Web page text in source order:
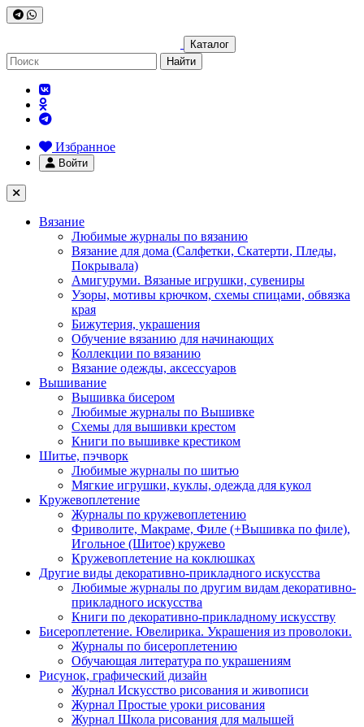
Каталог
Найти
Избранное
Войти
Вязание
Любимые журналы по вязанию
Вязание для дома (Салфетки, Скатерти, Пледы,
Покрывала)
Амигуруми. Вязаные игрушки, сувениры
Узоры, мотивы крючком, схемы спицами, обвязка
края
Бижутерия, украшения
Обучение вязанию для начинающих
Коллекции по вязанию
Вязание одежды, аксессуаров
Вышивание
Вышивка бисером
Любимые журналы по Вышивке
Схемы для вышивки крестом
Книги по вышивке крестиком
Шитье, пэчворк
Любимые журналы по шитью
Мягкие игрушки, куклы, одежда для кукол
Кружевоплетение
Журналы по кружевоплетению
Фриволите, Макраме, Филе (+Вышивка по филе),
Игольное (Шитое) кружево
Кружевоплетение на коклюшках
Другие виды декоративно-прикладного искусства
Любимые журналы по другим видам декоративно-
прикладного искусства
Книги по декоративно-прикладному искусству
Бисероплетение. Ювелирика. Украшения из проволоки.
Журналы по бисероплетению
Обучающая литература по украшениям
Рисунок, графический дизайн
Журнал Искусство рисования и живописи
Журнал Простые уроки рисования
Журнал Школа рисования для малышей